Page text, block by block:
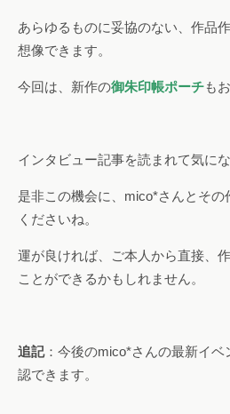
あらゆるものに妥協のない、作品
想像できます。
今回は、新作の御朱印帳ポーチも
インタビュー記事を読まれて気に
是非この機会に、mico*さんとその
くださいね。
運が良ければ、ご本人から直接、
ことができるかもしれません。
追記：今後のmico*さんの最新イベ
認できます。